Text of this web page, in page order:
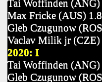
Tai Woffinden (ANG)
Max Fricke (AUS)
Gleb Czugunow
Vaclav Milik jr (CZE)
2020: I
Tai Woffinden (ANG)
Gleb Czugunow